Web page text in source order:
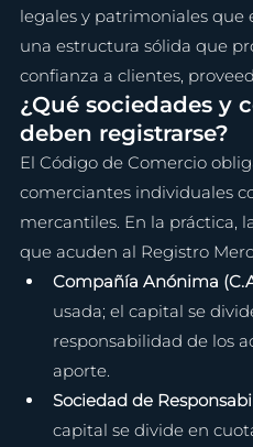
legales y patrimoniales
una estructura sólida que
confianza a clientes,
¿Qué sociedades y
deben registrarse?
El Código de Comercio
comerciantes individuales
mercantiles. En la práctica,
que acuden al Registro
Compañía Anónima
usada; el capital se
responsabilidad de los
aporte.
Sociedad de
capital se divide en